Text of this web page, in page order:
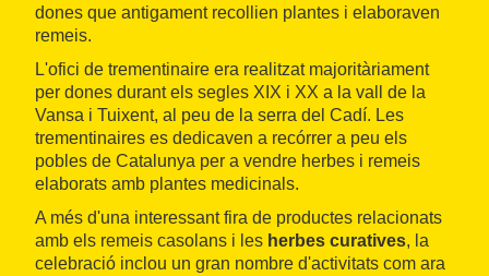
dones que antigament recollien plantes i elaboraven
remeis.
L'ofici de trementinaire era realitzat majoritàriament
per dones durant els segles XIX i XX a la vall de la
Vansa i Tuixent, al peu de la serra del Cadí. Les
trementinaires es dedicaven a recórrer a peu els
pobles de Catalunya per a vendre herbes i remeis
elaborats amb plantes medicinals.
A més d'una interessant fira de productes relacionats
amb els remeis casolans i les herbes curatives, la
celebració inclou un gran nombre d'activitats com ara